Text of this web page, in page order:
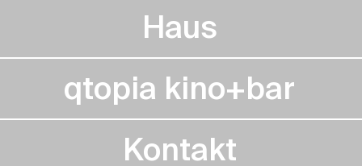
Haus
qtopia kino+bar
Kontakt